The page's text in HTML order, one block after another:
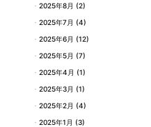
2025年8月 (2)
2025年7月 (4)
2025年6月 (12)
2025年5月 (7)
2025年4月 (1)
2025年3月 (1)
2025年2月 (4)
2025年1月 (3)